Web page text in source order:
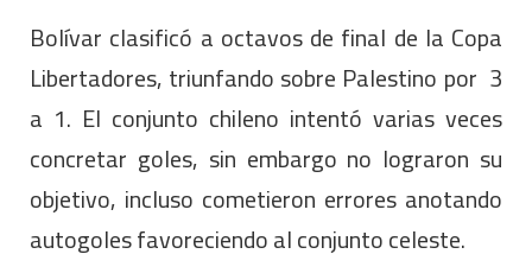
Bolívar clasificó a octavos de final de la Copa
Libertadores, triunfando sobre Palestino por 3
a 1. El conjunto chileno intentó varias veces
concretar goles, sin embargo no lograron su
objetivo, incluso cometieron errores anotando
autogoles favoreciendo al conjunto celeste.